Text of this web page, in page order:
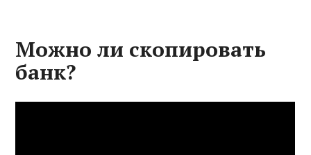
Можно ли скопировать
банк?